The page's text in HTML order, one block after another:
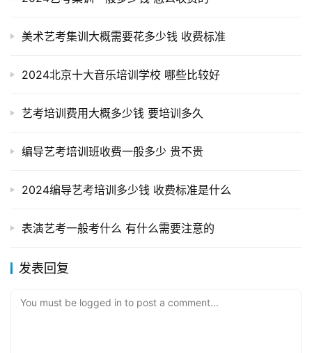
美术艺考集训大概需要花多少钱 收费标准
2024北京十大音乐培训学校 哪些比较好
艺考培训费用大概多少钱 要培训多久
编导艺考培训班收费一般多少 贵不贵
2024编导艺考培训多少钱 收费标准是什么
表演艺考一般考什么 有什么需要注意的
发表回复
You must be logged in to post a comment...